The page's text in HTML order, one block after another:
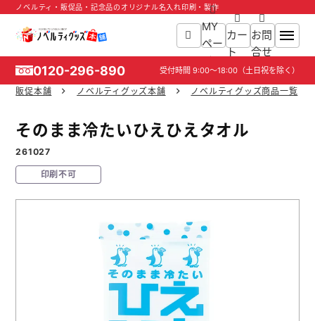
ノベルティ・販促品・記念品のオリジナル名入れ印刷・製作
MY
ペー
ジ
カー
ト
お問
合せ
0120-296-890 受付時間 9:00～18:00（土日祝を除く）
商品一覧
ご利用ガイド
販促本舗 ノベルティグッズ本舗 ノベルティグッズ商品一覧
そのまま冷たいひえひえタオル
261027
印刷不可